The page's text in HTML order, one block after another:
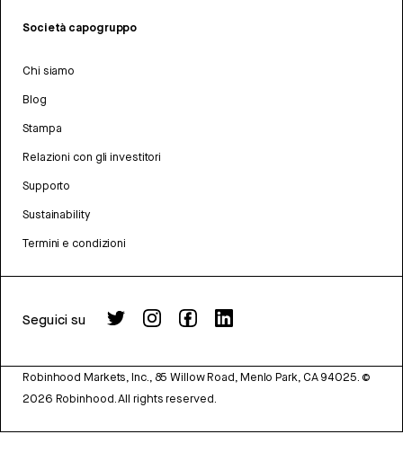
Società capogruppo
Chi siamo
Blog
Stampa
Relazioni con gli investitori
Supporto
Sustainability
Termini e condizioni
Seguici su
Robinhood Markets, Inc., 85 Willow Road, Menlo Park, CA 94025. ©
2026 Robinhood. All rights reserved.